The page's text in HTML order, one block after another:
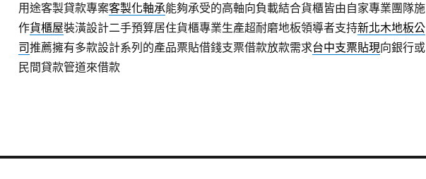
用途客製貸款專案客製化軸承能夠承受的高軸向負載結合貨櫃皆由自家專業團隊施
作貨櫃屋裝潢設計二手預算居住貨櫃專業生產超耐磨地板領導者支持新北木地板公
司推薦擁有多款設計系列的產品票貼借錢支票借款放款需求台中支票貼現向銀行或
民間貸款管道來借款